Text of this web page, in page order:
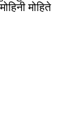
मोहिते